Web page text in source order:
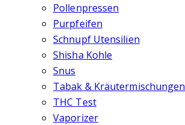
Pollenpressen
Purpfeifen
Schnupf Utensilien
Shisha Kohle
Snus
Tabak & Kräutermischungen
THC Test
Vaporizer